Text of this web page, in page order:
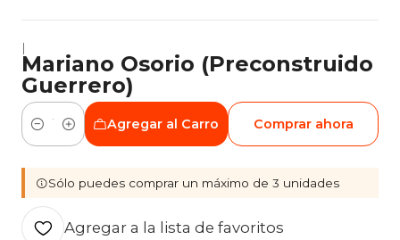
|
Mariano Osorio (Preconstruido
Guerrero)
Cantidad
Agregar al Carro Comprar ahora
Sólo puedes comprar un máximo de 3 unidades
Agregar a la lista de favoritos